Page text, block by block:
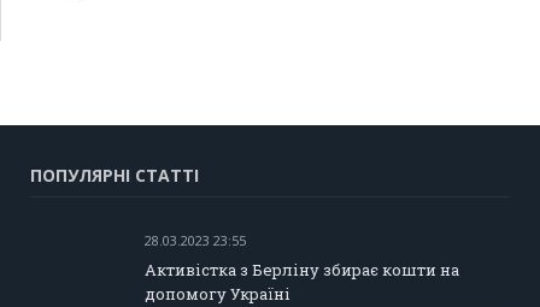
ПОПУЛЯРНІ СТАТТІ
28.03.2023 23:55
Активістка з Берліну збирає кошти на
допомогу Україні